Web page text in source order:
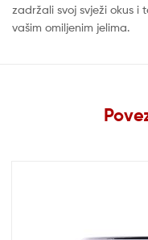
zadržali svoj svježi okus i
vašim omiljenim jelima.